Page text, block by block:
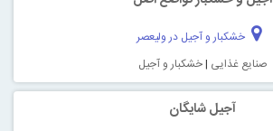
خشکبار و آجیل در ولیعصر
صنایع غذایی |خشکبار و آجیل
آجیل شایگان